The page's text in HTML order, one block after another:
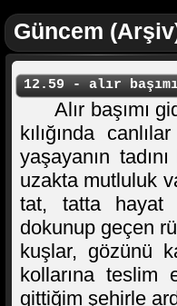
Güncem
12.59 - alır
Alır başımı
kılığında
yaşayanın
uzakta mutluluk
tat, tatta hayat
dokunup geçen
kuşlar, gözünü
kollarına teslim
gittiğim şehirle